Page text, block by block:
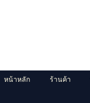
หน้าหลัก ร้านค้า